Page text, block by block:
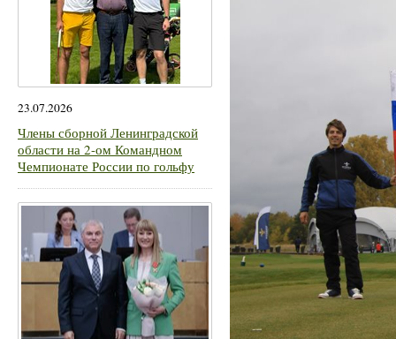
23.07.2026
Члены сборной Ленинградской
области на 2-ом Командном
Чемпионате России по гольфу